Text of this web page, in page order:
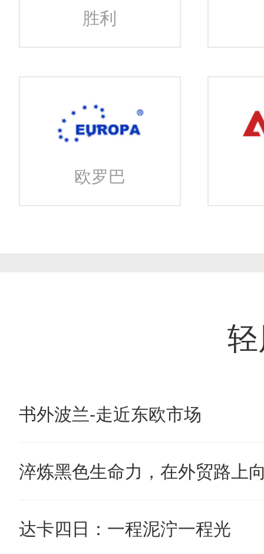
胜利
欧罗巴
书外波兰-走近东欧市场
淬炼黑色生命力，在外贸路上
达卡四日：一程泥泞一程光